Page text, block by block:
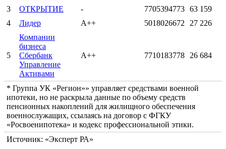
3 ОТКРЫТИЕ - 7705394773 63 159
4
Лидер А++ 5018026672 27 226
5
Компании
бизнеса
Сбербанк
Управление
Активами
А++ 7710183778 26 684
* Группа УК «Регион»» управляет средствами военной
ипотеки, но не раскрыла данные по объему средств
пенсионных накоплений для жилищного обеспечения
военнослужащих, ссылаясь на договор с ФГКУ
«Росвоенипотека» и кодекс профессиональной этики.
Источник: «Эксперт РА»